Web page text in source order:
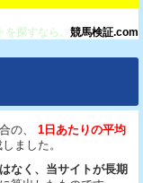
探すなら、 競馬検証.com
の、
1日あたりの平均
ました。
なく、当サイトが長期